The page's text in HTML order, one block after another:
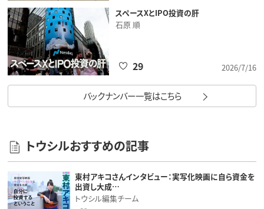
スペースXとIPO投資の肝
石原 順
2026/7/16
29
バックナンバー一覧はこちら
トウシルおすすめの記事
東村アキコさんインタビュー：実写化映画に自ら資金を
出資し大成…
トウシル編集チーム